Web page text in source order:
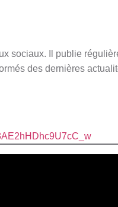
sociaux. Il publie
des dernières